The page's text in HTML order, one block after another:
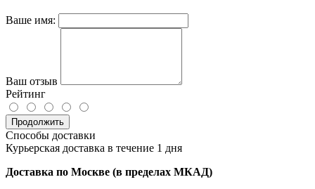
Ваше имя:
Ваш отзыв
Рейтинг
Продолжить
Способы доставки
Курьерская доставка в течение 1 дня
Доставка по Москве (в пределах МКАД)